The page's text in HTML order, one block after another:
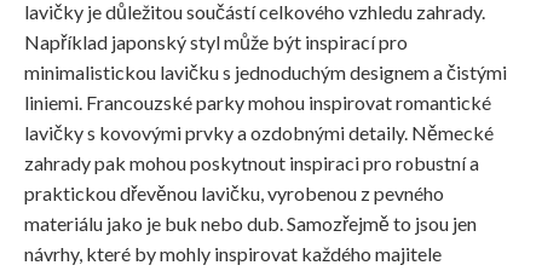
lavičky je důležitou součástí celkového vzhledu zahrady.
Například japonský styl může být inspirací pro
minimalistickou lavičku s jednoduchým designem a čistými
liniemi. Francouzské parky mohou inspirovat romantické
lavičky s kovovými prvky a ozdobnými detaily. Německé
zahrady pak mohou poskytnout inspiraci pro robustní a
praktickou dřevěnou lavičku, vyrobenou z pevného
materiálu jako je buk nebo dub. Samozřejmě to jsou jen
návrhy, které by mohly inspirovat každého majitele